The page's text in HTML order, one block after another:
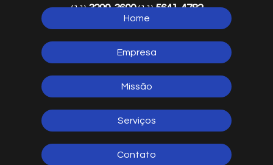
(11)3299-3600(11)5641-4782
5641-1254
Home
Empresa
Missão
Serviços
Contato